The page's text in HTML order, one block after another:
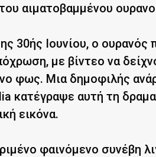
αιματοβαμμένου
30ής Ιουνίου, ο
με βίντεο να
φως. Μια δημοφιλής
κατέγραψε αυτή τη
εικόνα.
φαινόμενο συνέβη